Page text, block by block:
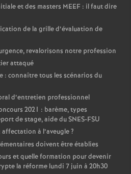
et des masters MEEF : il faut dire
de la grille d’évaluation de
revalorisons notre profession
attaqué
: connaître tous les scénarios du
d’entretien professionnel
2021 : barème, types
de stage, aide du SNES-FSU
à l’aveugle?
doivent être établies
et quelle formation pour devenir
la réforme lundi 7 juin à 20h30